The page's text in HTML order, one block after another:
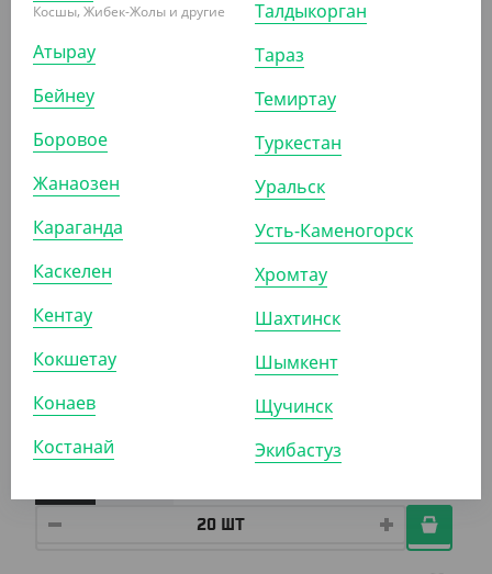
УП (50) КОР (300)
ПОХОЖИЕ ТОВАРЫ
АРТ. 33044
876₸
Бумажный конус для фри ECO CONE, размер L, Verde
Vita
Косшы, Жибек-Жолы и другие
Атырау
Бейнеу
Боровое
Жанаозен
Караганда
Каскелен
Кентау
Кокшетау
Конаев
Костанай
Талдыкорган
Тараз
Темиртау
Туркестан
Уральск
Усть-Каменогорск
Хромтау
Шахтинск
Шымкент
Щучинск
Экибастуз